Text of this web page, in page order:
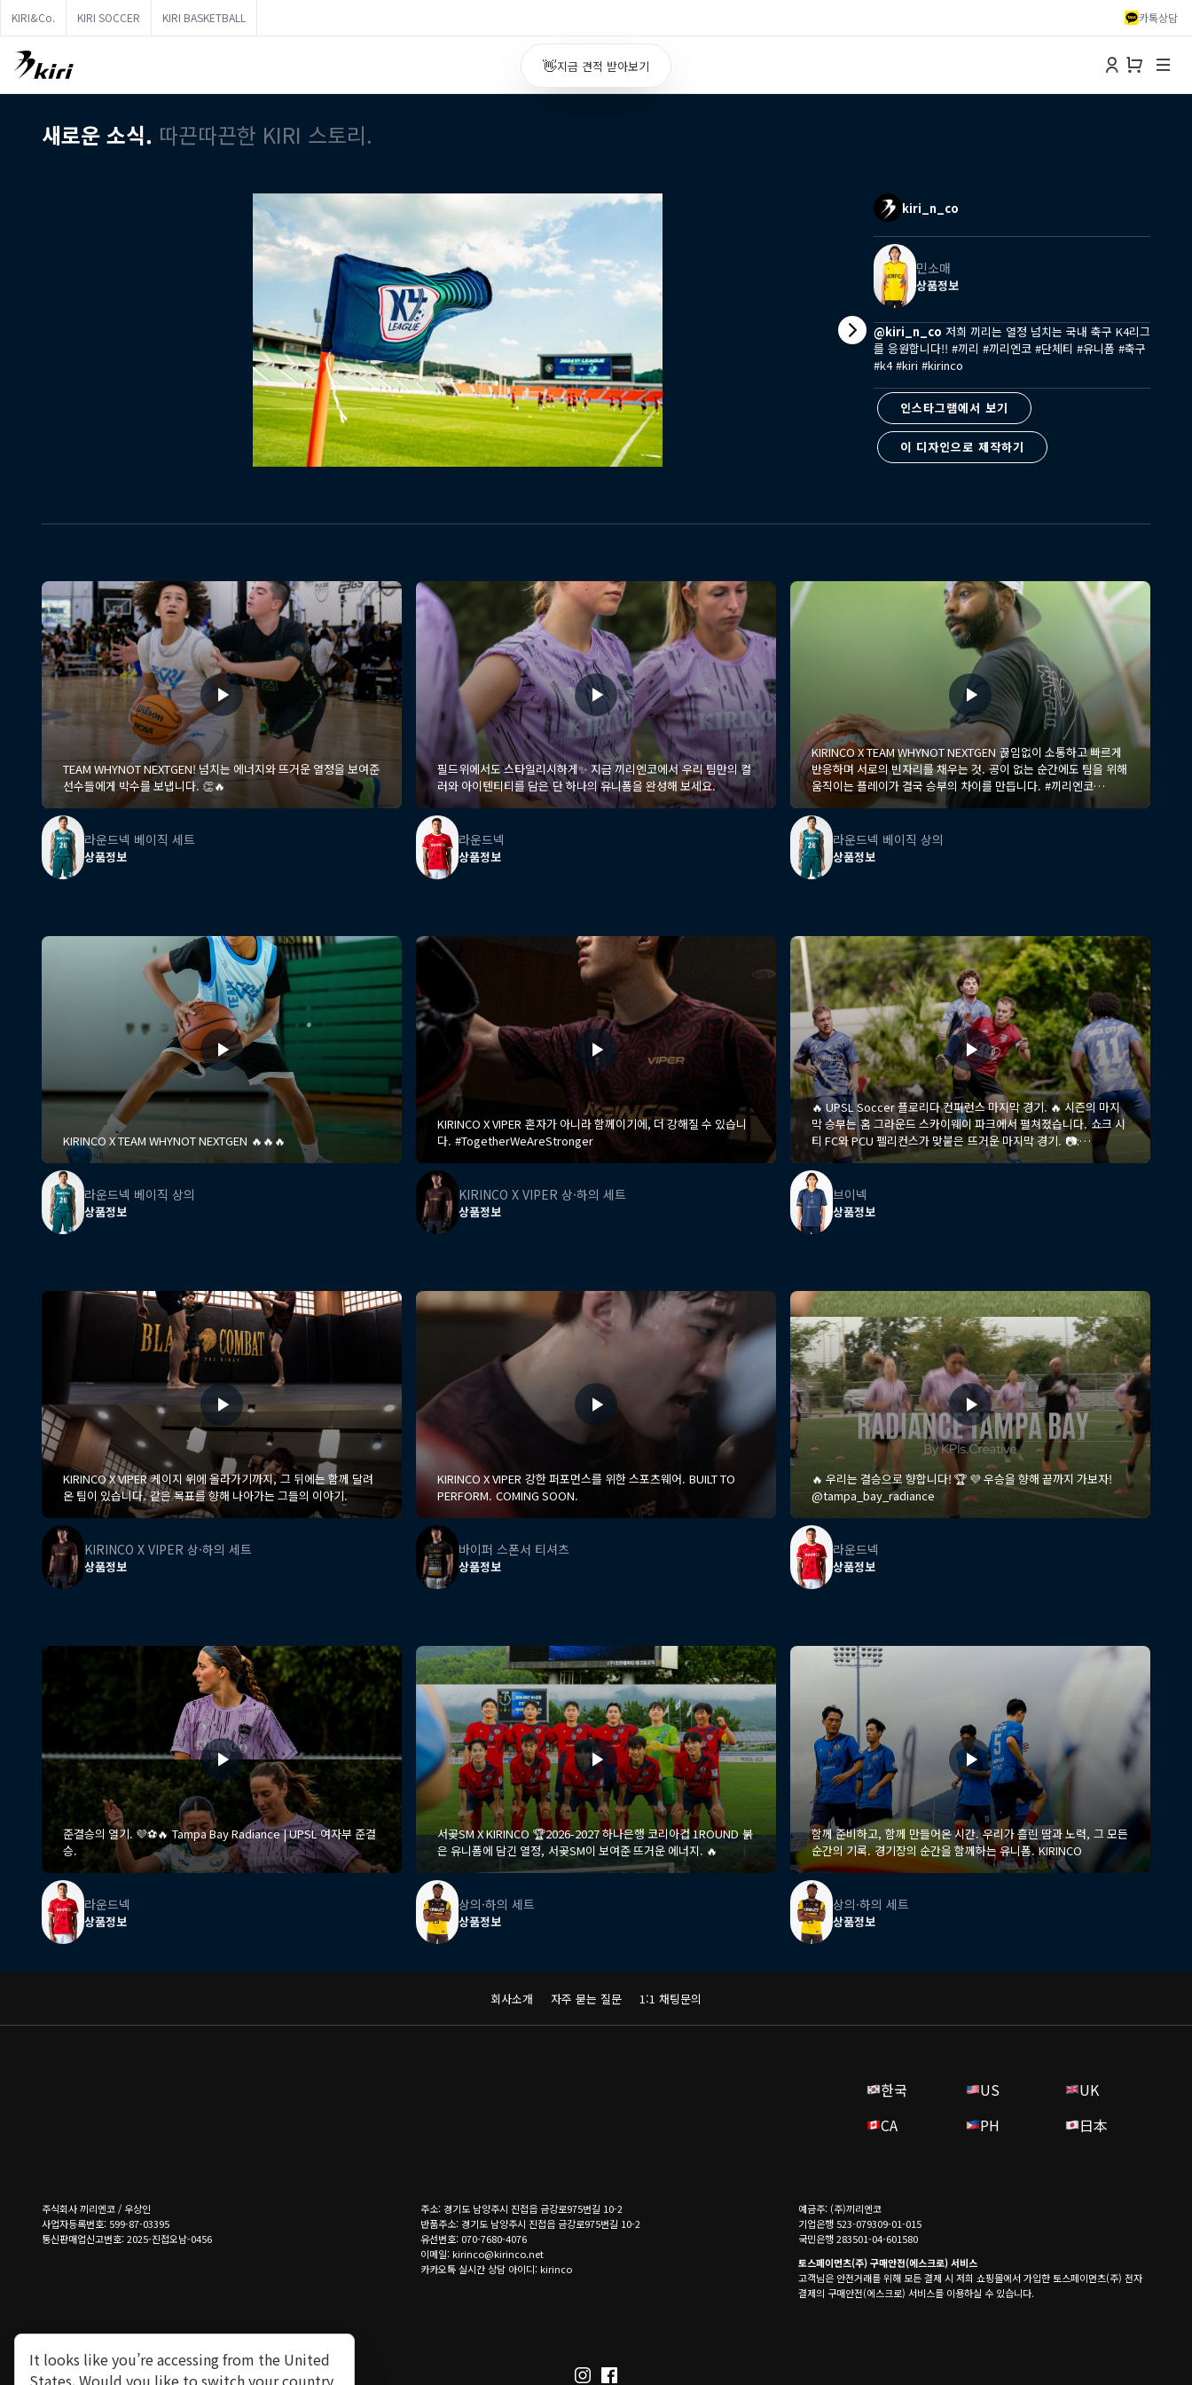
KIRI&Co. KIRI SOCCER KIRI BASKETBALL 카톡상담
👋지금 견적 받아보기
새로운 소식. 따끈따끈한 KIRI 스토리.
kiri_n_co
민소매
상품정보
@kiri_n_co 저희 끼리는 열정 넘치는 국내 축구 K4리그
를 응원합니다!! #끼리 #끼리엔코 #단체티 #유니폼 #축구
#k4 #kiri #kirinco
인스타그램에서 보기
이 디자인으로 제작하기
TEAM WHYNOT NEXTGEN! 넘치는 에너지와 뜨거운 열정을 보여준
선수들에게 박수를 보냅니다. 👏🔥
라운드넥 베이직 세트
상품정보
필드위에서도 스타일리시하게✨ 지금 끼리엔코에서 우리 팀만의 컬
러와 아이텐티티를 담은 단 하나의 유니폼을 완성해 보세요.
라운드넥
상품정보
KIRINCO X TEAM WHYNOT NEXTGEN 끊임없이 소통하고 빠르게
반응하며 서로의 빈자리를 채우는 것. 공이 없는 순간에도 팀을 위해
움직이는 플레이가 결국 승부의 차이를 만듭니다. #끼리엔코
#KIRINCO #Basketball #Communication #Teamwork
#TeamDefense #BasketballTraining #TeamWhyNotNextGen
라운드넥 베이직 상의
상품정보
KIRINCO X TEAM WHYNOT NEXTGEN 🔥🔥🔥
라운드넥 베이직 상의
상품정보
KIRINCO X VIPER 혼자가 아니라 함께이기에, 더 강해질 수 있습니
다. #TogetherWeAreStronger
KIRINCO X VIPER 상·하의 세트
상품정보
🔥 UPSL Soccer 플로리다 컨퍼런스 마지막 경기. 🔥 시즌의 마지
막 승부는 홈 그라운드 스카이웨이 파크에서 펼쳐졌습니다. 쇼크 시
티 FC와 PCU 펠리컨스가 맞붙은 뜨거운 마지막 경기. 📷:
@hhraephotography
브이넥
상품정보
KIRINCO X VIPER 케이지 위에 올라가기까지, 그 뒤에는 함께 달려
온 팀이 있습니다. 같은 목표를 향해 나아가는 그들의 이야기.
KIRINCO X VIPER 상·하의 세트
상품정보
KIRINCO X VIPER 강한 퍼포먼스를 위한 스포츠웨어. BUILT TO
PERFORM. COMING SOON.
바이퍼 스폰서 티셔츠
상품정보
🔥 우리는 결승으로 향합니다! 🏆 💜 우승을 향해 끝까지 가보자!
@tampa_bay_radiance
라운드넥
상품정보
준결승의 열기. 💜⚽️🔥 Tampa Bay Radiance | UPSL 여자부 준결
승.
라운드넥
상품정보
서곶SM X KIRINCO 🏆2026-2027 하나은행 코리아컵 1ROUND 붉
은 유니폼에 담긴 열정, 서곶SM이 보여준 뜨거운 에너지. 🔥
상의·하의 세트
상품정보
함께 준비하고, 함께 만들어온 시간. 우리가 흘린 땀과 노력, 그 모든
순간의 기록. 경기장의 순간을 함께하는 유니폼. KIRINCO
상의·하의 세트
상품정보
회사소개 자주 묻는 질문 1:1 채팅문의
한국 US
UK
CA
PH 日本
주식회사 끼리엔코 / 우상인
사업자등록번호: 599-87-03395
통신판매업신고번호: 2025-진접오남-0456
주소: 경기도 남양주시 진접읍 금강로975번길 10-2
반품주소: 경기도 남양주시 진접읍 금강로975번길 10-2
유선번호: 070-7680-4076
이메일: kirinco@kirinco.net
카카오톡 실시간 상담 아이디: kirinco
예금주: (주)끼리엔코
기업은행 523-079309-01-015
국민은행 283501-04-601580
토스페이먼츠(주) 구매안전(에스크로) 서비스
고객님은 안전거래를 위해 모든 결제 시 저희 쇼핑몰에서 가입한 토스페이먼츠(주) 전자
결제의 구매안전(에스크로) 서비스를 이용하실 수 있습니다.
It looks like you’re accessing from the United
States. Would you like to switch your country